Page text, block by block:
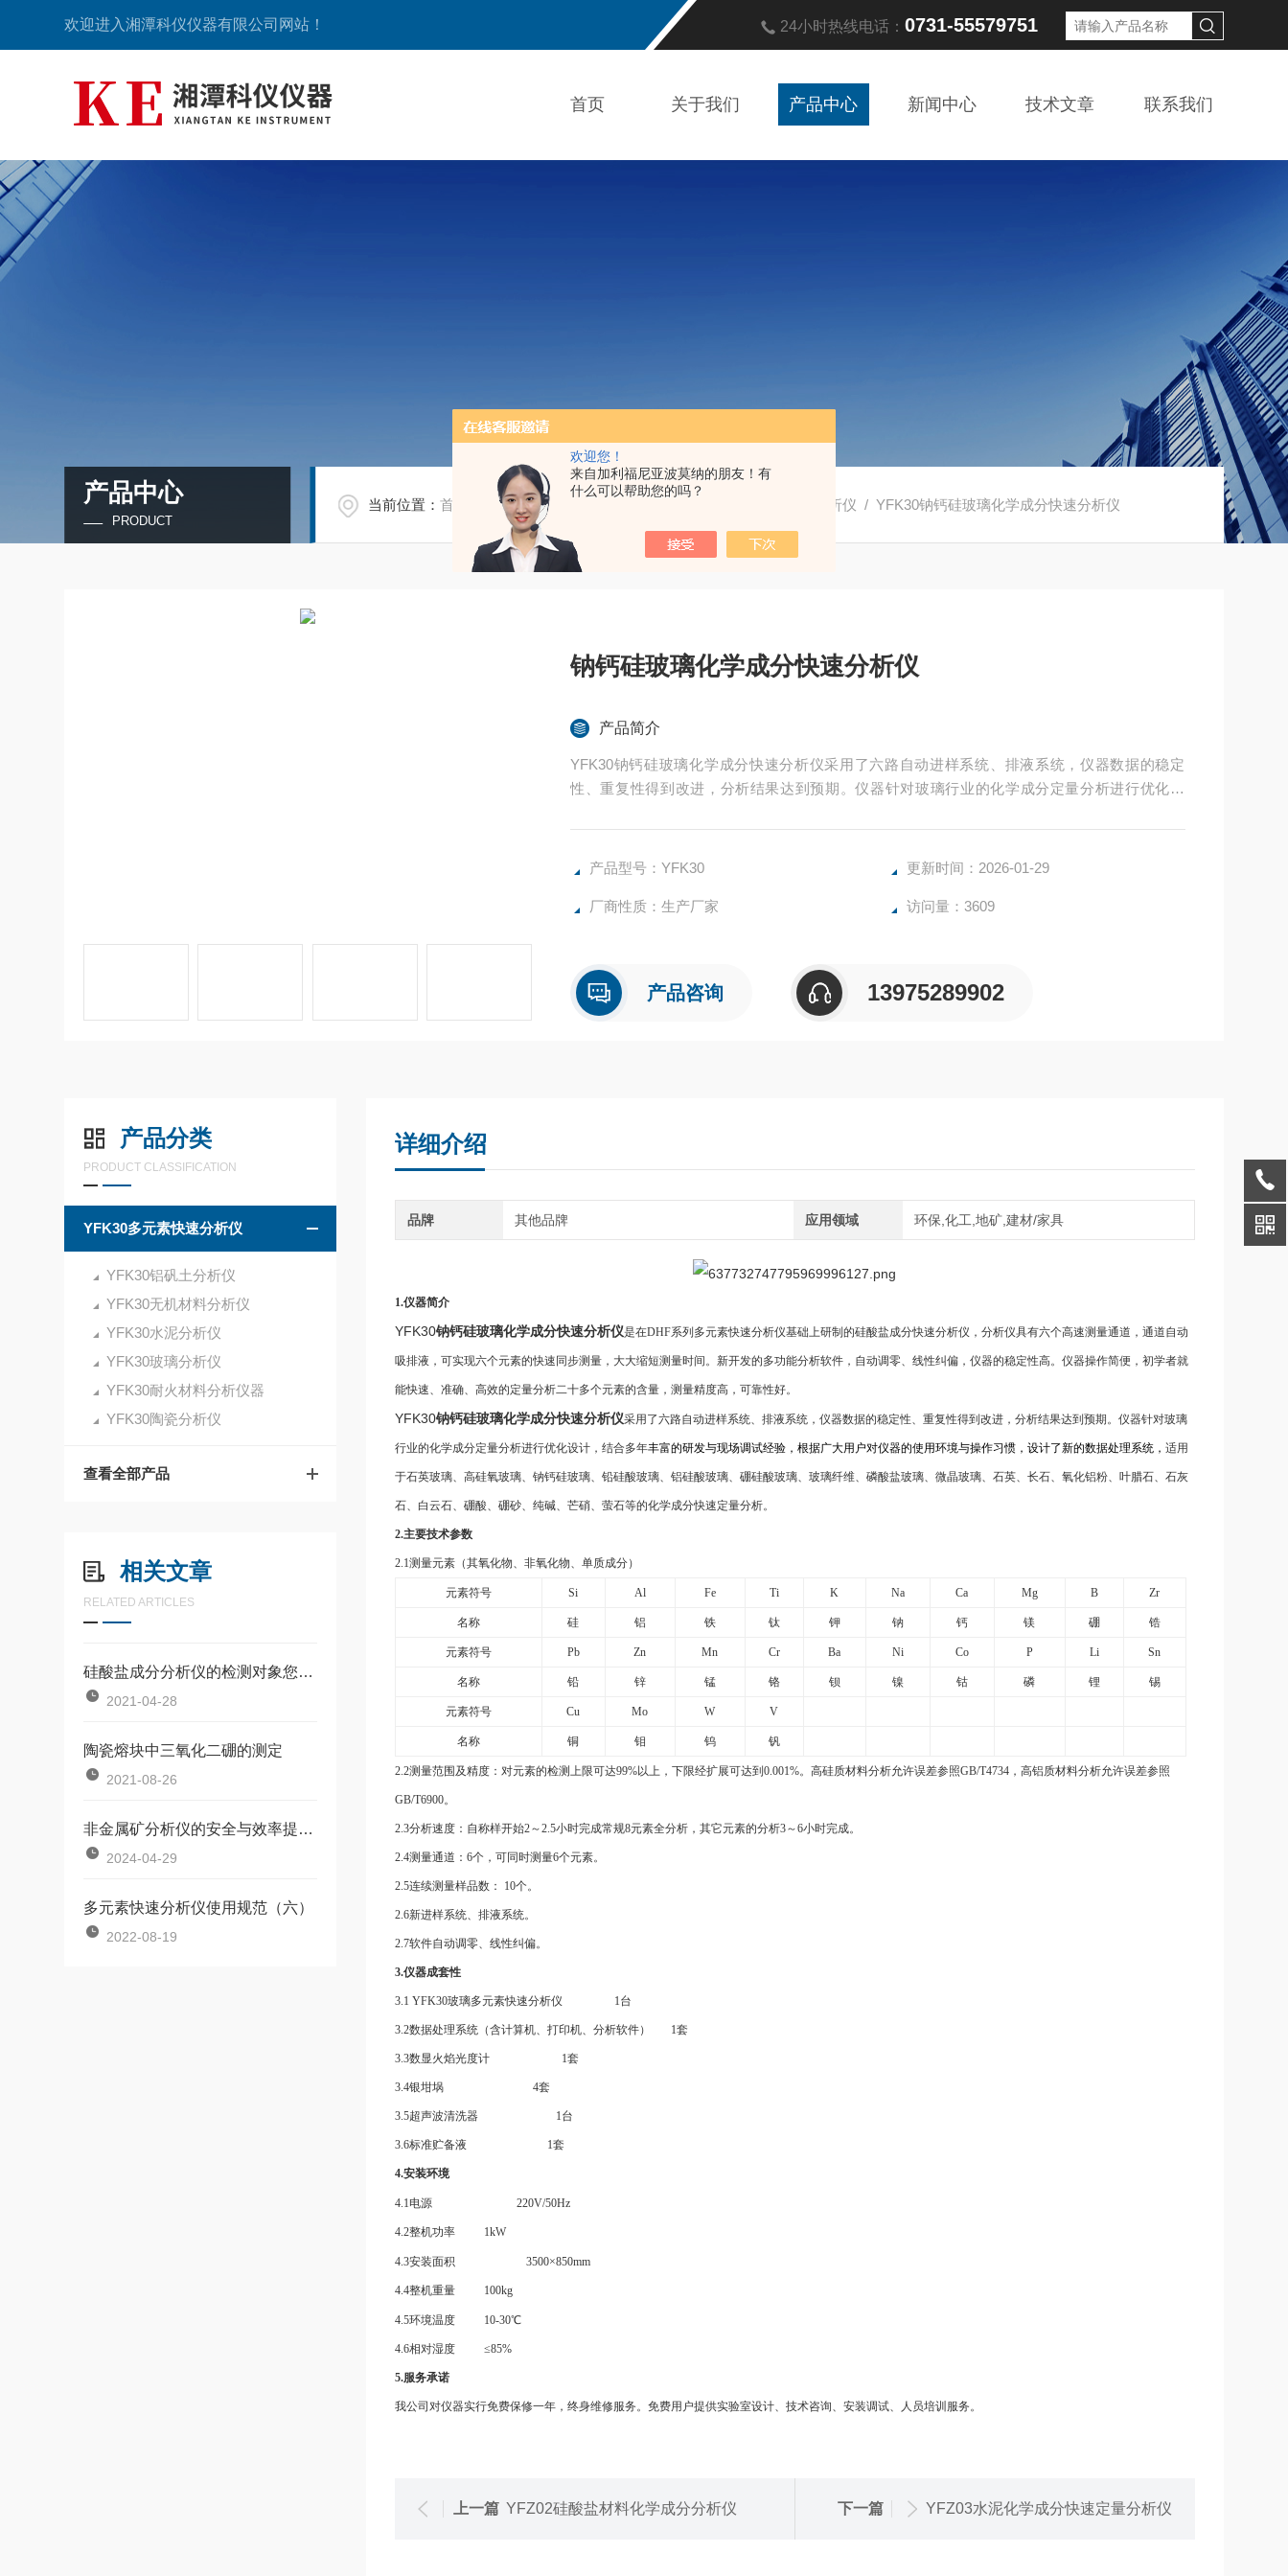
欢迎您！
来自加利福尼亚波莫纳的朋友！有
什么可以帮助您的吗？
欢迎进入湘潭科仪仪器有限公司网站！ 24小时热线电话： 0731-55579751
首页 关于我们 产品中心 新闻中心 技术文章 联系我们
产品中心
PRODUCT
当前位置：首页 产品中心/ YFK30玻璃分析仪 / YFK30钠钙硅玻璃化学成分快速分析仪
钠钙硅玻璃化学成分快速分析仪
产品简介
YFK30钠钙硅玻璃化学成分快速分析仪采用了六路自动进样系统、排液系统，仪器数据的稳定
性、重复性得到改进，分析结果达到预期。仪器针对玻璃行业的化学成分定量分析进行优化设
砂、纯碱、芒硝、萤石等的化学成分快速定量分析。
产品型号：YFK30 更新时间：2026-01-29
厂商性质：生产厂家 访问量：3609
产品咨询 13975289902
产品分类
PRODUCT CLASSIFICATION
YFK30多元素快速分析仪
YFK30铝矾土分析仪
YFK30无机材料分析仪
YFK30水泥分析仪
YFK30玻璃分析仪
YFK30耐火材料分析仪器
YFK30陶瓷分析仪
查看全部产品
相关文章
RELATED ARTICLES
硅酸盐成分分析仪的检测对象您都了解吗？
2021-04-28
陶瓷熔块中三氧化二硼的测定
2021-08-26
非金属矿分析仪的安全与效率提升策略
2024-04-29
多元素快速分析仪使用规范（六）
2022-08-19
详细介绍
品牌 其他品牌 应用领域 环保,化工,地矿,建材/家具
1.仪器简介
YFK30钠钙硅玻璃化学成分快速分析仪是在DHF系列多元素快速分析仪基础上研制的硅酸盐成分快速分析仪，分析仪具有六个高速测量通道，通道自动
吸排液，可实现六个元素的快速同步测量，大大缩短测量时间。新开发的多功能分析软件，自动调零、线性纠偏，仪器的稳定性高。仪器操作简便， 初学者就
能快速、准确、高效的定量分析二十多个元素的含量，测量精度高，可靠性好。
YFK30钠钙硅玻璃化学成分快速分析仪采用了六路自动进样系统、排液系统，仪器数据的稳定性、重复性得到改进，分析结果达到预期。仪器针对玻璃
行业的化学成分定量分析进行优化设计，结合多年丰富的研发与现场调试经验，根据广大用户对仪器的使用环境与操作习惯，设计了新的数据处理系统， 适用
于石英玻璃、高硅氧玻璃、钠钙硅玻璃、铅硅酸玻璃、铝硅酸玻璃、硼硅酸玻璃、玻璃纤维、磷酸盐玻璃、微晶玻璃、石英、长石、氧化铝粉、叶腊石、石灰
石、白云石、硼酸、硼砂、纯碱、芒硝、萤石等的化学成分快速定量分析。
2.主要技术参数
2.1测量元素（其氧化物、 非氧化物、 单质成分）
元素符号 Si Al Fe Ti K Na Ca Mg B Zr
名称 硅 铝 铁 钛 钾 钠 钙 镁 硼 锆
元素符号 Pb Zn Mn Cr Ba Ni Co P Li Sn
名称 铅 锌 锰 铬 钡 镍 钴 磷 锂 锡
元素符号 Cu Mo W V
名称 铜 钼 钨 钒
2.2测量范围及精度：对元素的检测上限可达99%以上，下限经扩展可达到0.001%。 高硅质材料分析允许误差参照GB/T4734，高铝质材料分析允许误差参照
GB/T6900。
2.3分析速度：自称样开始2～2.5小时完成常规8元素全分析， 其它元素的分析3～6小时完成。
2.4测量通道：6个，可同时测量6个元素。
2.5连续测量样品数： 10个。
2.6新进样系统、排液系统。
2.7软件自动调零、线性纠偏。
3.仪器成套性
3.1 YFK30玻璃多元素快速分析仪 1台
3.2数据处理系统（含计算机、打印机、分析软件） 1套
3.3数显火焰光度计 1套
3.4银坩埚 4套
3.5超声波清洗器 1台
3.6标准贮备液 1套
4.安装环境
4.1电源 220V/50Hz
4.2整机功率 1kW
4.3安装面积 3500×850mm
4.4整机重量 100kg
4.5环境温度 10-30℃
4.6相对湿度 ≤85%
5.服务承诺
我公司对仪器实行免费保修一年，终身维修服务。 免费用户提供实验室设计、技术咨询、 安装调试、人员培训服务。
上一篇 YFZ02硅酸盐材料化学成分分析仪 下一篇 YFZ03水泥化学成分快速定量分析仪